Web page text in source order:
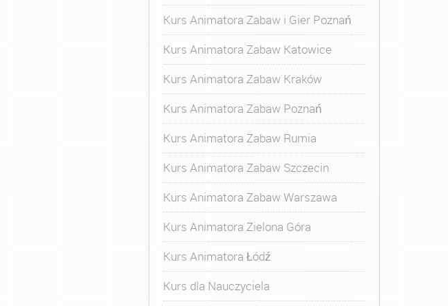
Kurs Animatora Zabaw i Gier Poznań
Kurs Animatora Zabaw Katowice
Kurs Animatora Zabaw Kraków
Kurs Animatora Zabaw Poznań
Kurs Animatora Zabaw Rumia
Kurs Animatora Zabaw Szczecin
Kurs Animatora Zabaw Warszawa
Kurs Animatora Zielona Góra
Kurs Animatora Łódź
Kurs dla Nauczyciela